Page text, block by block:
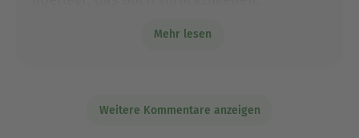
Mitte. Aber dann alles sehr kurz....
Mehr lesen
Weitere Kommentare anzeigen